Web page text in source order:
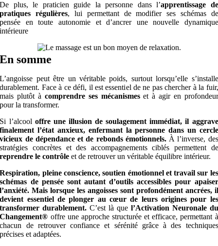
De plus, le praticien guide la personne dans l’apprentissage de
pratiques régulières, lui permettant de modifier ses schémas de
pensée en toute autonomie et d’ancrer une nouvelle dynamique
intérieure
En somme
L’angoisse peut être un véritable poids, surtout lorsqu’elle s’installe
durablement. Face à ce défi, il est essentiel de ne pas chercher à la fuir,
mais plutôt à comprendre ses mécanismeset à agir en profondeur
pour la transformer.
Si l’alcool offre une illusion de soulagement immédiat, il aggrave
finalement l’état anxieux, enfermant la personne dans un cercle
vicieux de dépendance et de rebonds émotionnels.À l’inverse, des
stratégies concrètes et des accompagnements ciblés permettent de
reprendre le contrôle et de retrouver un véritable équilibre intérieur.
Respiration, pleine conscience, soutien émotionnel et travail sur les
schémas de pensée sont autant d’outils accessibles pour apaiser
l’anxiété. Mais lorsque les angoisses sont profondément ancrées, il
devient essentiel de plonger au cœur de leurs origines pour les
transformer durablement. C’est là que l’Activation Neuronale du
Changement® offre une approche structurée et efficace, permettant à
chacun de retrouver confiance et sérénité grâce à des techniques
précises et adaptées.